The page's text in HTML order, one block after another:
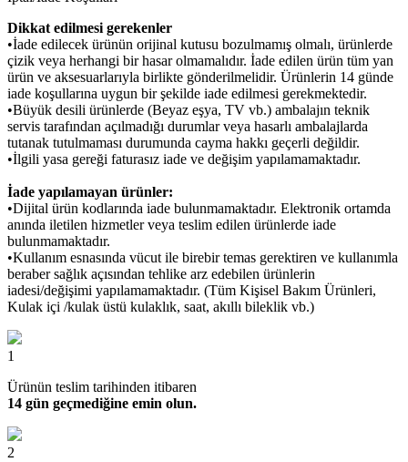
Dikkat edilmesi gerekenler
•İade edilecek ürünün orijinal kutusu bozulmamış olmalı, ürünlerde
çizik veya herhangi bir hasar olmamalıdır. İade edilen ürün tüm yan
ürün ve aksesuarlarıyla birlikte gönderilmelidir. Ürünlerin 14 günde
iade koşullarına uygun bir şekilde iade edilmesi gerekmektedir.
•Büyük desili ürünlerde (Beyaz eşya, TV vb.) ambalajın teknik
servis tarafından açılmadığı durumlar veya hasarlı ambalajlarda
tutanak tutulmaması durumunda cayma hakkı geçerli değildir.
•İlgili yasa gereği faturasız iade ve değişim yapılamamaktadır.
İade yapılamayan ürünler:
•Dijital ürün kodlarında iade bulunmamaktadır. Elektronik ortamda
anında iletilen hizmetler veya teslim edilen ürünlerde iade
bulunmamaktadır.
•Kullanım esnasında vücut ile birebir temas gerektiren ve kullanımla
beraber sağlık açısından tehlike arz edebilen ürünlerin
iadesi/değişimi yapılamamaktadır. (Tüm Kişisel Bakım Ürünleri,
Kulak içi /kulak üstü kulaklık, saat, akıllı bileklik vb.)
1
Ürünün teslim tarihinden itibaren
14 gün geçmediğine emin olun.
2